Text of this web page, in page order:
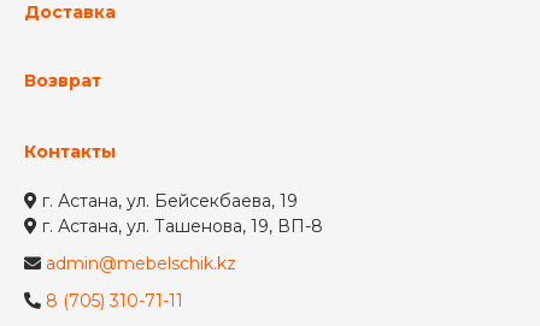
Доставка
Возврат
Контакты
г. Астана, ул. Бейсекбаева, 19
г. Астана, ул. Ташенова, 19, ВП-8
admin@mebelschik.kz
8 (705) 310-71-11